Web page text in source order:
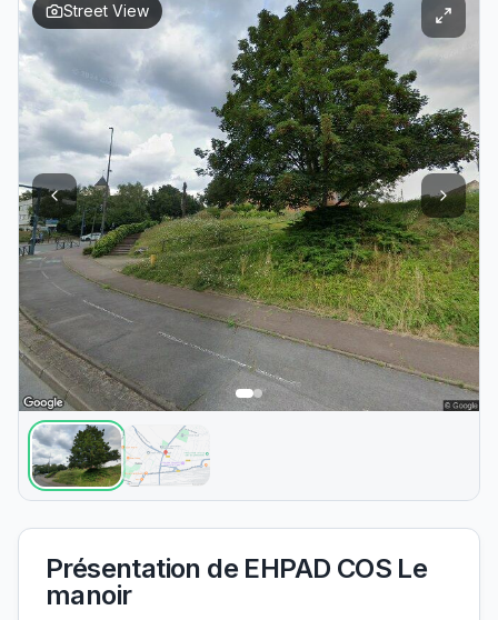
Street View
Présentation de EHPAD COS Le
manoir